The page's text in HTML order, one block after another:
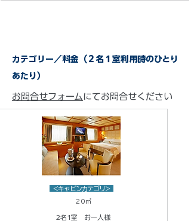
カテゴリー／料金（２名１室利用時のひとり
あたり）
お問合せフォームにてお問合せください
<キャビンカテゴリ>
20㎡
2名1室 お一人様